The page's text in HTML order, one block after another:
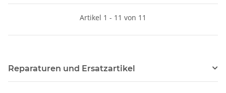
Artikel 1 - 11 von 11
Reparaturen und Ersatzartikel